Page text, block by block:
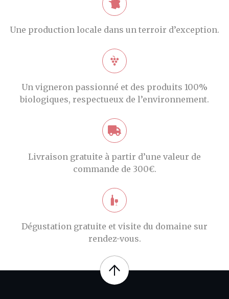
Une production locale dans un terroir d’exception.
Un vigneron passionné et des produits 100%
biologiques, respectueux de l’environnement.
Livraison gratuite à partir d’une valeur de
commande de 300€.
Dégustation gratuite et visite du domaine sur
rendez-vous.